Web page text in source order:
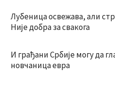
Лубеница освежава, али
Није добра за свакога
И грађани Србије могу да
новчаница евра